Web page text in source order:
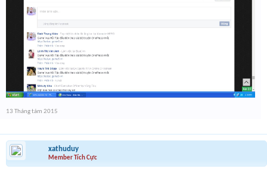
13 Tháng tám 2015
xathuduy
Member Tích Cực